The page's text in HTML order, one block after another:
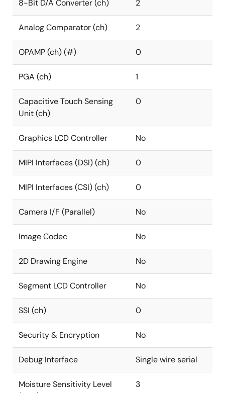
8-Bit D/A Converter (ch) 2
Analog Comparator (ch) 2
OPAMP (ch) (#) 0
PGA (ch) 1
Capacitive Touch Sensing
Unit (ch)
0
Graphics LCD Controller No
MIPI Interfaces (DSI) (ch) 0
MIPI Interfaces (CSI) (ch) 0
Camera I/F (Parallel) No
Image Codec No
2D Drawing Engine No
Segment LCD Controller No
SSI (ch) 0
Security & Encryption No
Debug Interface Single wire serial
Moisture Sensitivity Level
3